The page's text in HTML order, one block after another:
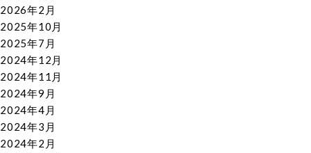
2026年2月
2025年10月
2025年7月
2024年12月
2024年11月
2024年9月
2024年4月
2024年3月
2024年2月